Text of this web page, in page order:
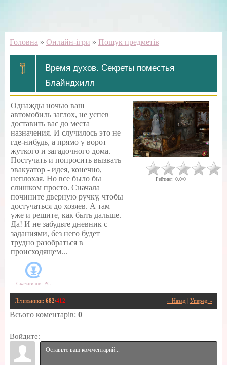
Головна » Онлайн-ігри » Пошук предметів
Время духов. Секреты поместья
Блайндхилл
Однажды ночью ваш
автомобиль заглох, не успев
доставить вас до места
назначения. И случилось это не
где-нибудь, а прямо у ворот
жуткого и загадочного дома.
Постучать и попросить вызвать
эвакуатор - идея, конечно,
неплохая. Но все было бы
слишком просто. Сначала
почините дверную ручку, чтобы
достучаться до хозяев. А там
уже и решите, как быть дальше.
Да! И не забудьте дневник с
заданиями, без него будет
трудно разобраться в
происходящем...
Скачати для PC
Рейтинг: 0.0/0
« Назад Уперед »
Лічильники: 682/412
Всього коментарів: 0
Войдите: